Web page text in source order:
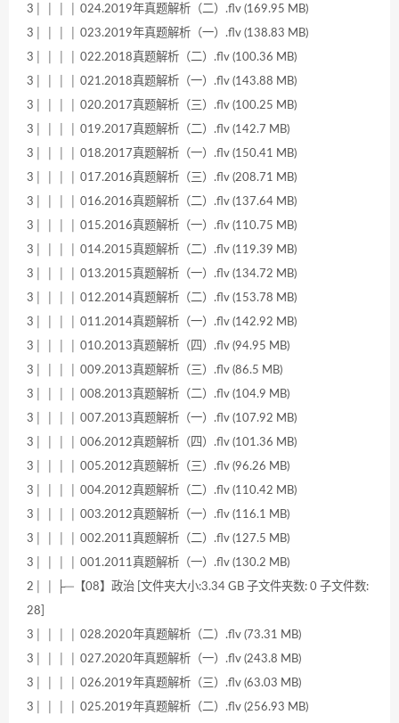
3│ │ │ │ 024.2019年真题解析（二）.flv (169.95 MB)
3│ │ │ │ 023.2019年真题解析（一）.flv (138.83 MB)
3│ │ │ │ 022.2018真题解析（二）.flv (100.36 MB)
3│ │ │ │ 021.2018真题解析（一）.flv (143.88 MB)
3│ │ │ │ 020.2017真题解析（三）.flv (100.25 MB)
3│ │ │ │ 019.2017真题解析（二）.flv (142.7 MB)
3│ │ │ │ 018.2017真题解析（一）.flv (150.41 MB)
3│ │ │ │ 017.2016真题解析（三）.flv (208.71 MB)
3│ │ │ │ 016.2016真题解析（二）.flv (137.64 MB)
3│ │ │ │ 015.2016真题解析（一）.flv (110.75 MB)
3│ │ │ │ 014.2015真题解析（二）.flv (119.39 MB)
3│ │ │ │ 013.2015真题解析（一）.flv (134.72 MB)
3│ │ │ │ 012.2014真题解析（二）.flv (153.78 MB)
3│ │ │ │ 011.2014真题解析（一）.flv (142.92 MB)
3│ │ │ │ 010.2013真题解析（四）.flv (94.95 MB)
3│ │ │ │ 009.2013真题解析（三）.flv (86.5 MB)
3│ │ │ │ 008.2013真题解析（二）.flv (104.9 MB)
3│ │ │ │ 007.2013真题解析（一）.flv (107.92 MB)
3│ │ │ │ 006.2012真题解析（四）.flv (101.36 MB)
3│ │ │ │ 005.2012真题解析（三）.flv (96.26 MB)
3│ │ │ │ 004.2012真题解析（二）.flv (110.42 MB)
3│ │ │ │ 003.2012真题解析（一）.flv (116.1 MB)
3│ │ │ │ 002.2011真题解析（二）.flv (127.5 MB)
3│ │ │ │ 001.2011真题解析（一）.flv (130.2 MB)
2│ │ ├─【08】政治 [文件夹大小:3.34 GB 子文件夹数: 0 子文件数:
28]
3│ │ │ │ 028.2020年真题解析（二）.flv (73.31 MB)
3│ │ │ │ 027.2020年真题解析（一）.flv (243.8 MB)
3│ │ │ │ 026.2019年真题解析（三）.flv (63.03 MB)
3│ │ │ │ 025.2019年真题解析（二）.flv (256.93 MB)